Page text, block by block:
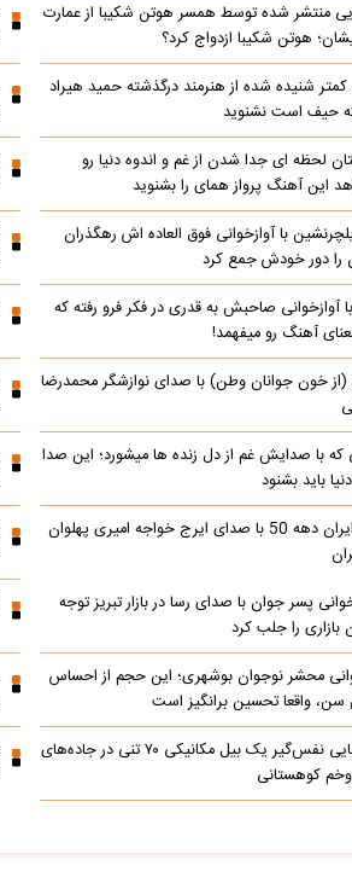
منتشر شده توسط همسر هوتن شکیبا از عمارت
هوتن شکیبا ازدواج کرد؟
شنیده شده از هنرمند درگذشته حمید هیراد
حیف است نشنوید
لحظه ای جدا شدن از غم و اندوه دنیا رو
این آهنگ پرواز همای را بشنوید
با آوازخوانی فوق العاده اش رهگذران
را دور خودش جمع کرد
آوازخوانی صاحبش به قدری در فکر فرو رفته که
آهنگ رو میفهمد!
(از خون جوانان وطن) با صدای نوازشگر محمدرضا
که با صدایش غم از دل زنده ها میشورد؛ این صدا
باید بشنود
رادیو ایران دهه 50 با صدای ایرج خواجه امیری پهلوان
پسر جوان با صدای رسا در بازار تبریز توجه
بازاری را جلب کرد
محشر نوجوان بوشهری؛ این حجم از احساس
سن، واقعا تحسین‌ برانگیز است
جابه‌جایی نفس‌گیر یک بیل مکانیکی ۷۰ تنی در جاده‌های
کوهستانی